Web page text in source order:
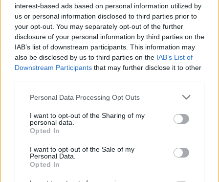
interest-based ads based on personal information utilized by
us or personal information disclosed to third parties prior to
your opt-out. You may separately opt-out of the further
disclosure of your personal information by third parties on the
IAB’s list of downstream participants. This information may
also be disclosed by us to third parties on the IAB’s List of
Downstream Participants that may further disclose it to other
Please note that this website/app uses one or more Google
not limited to your visit or usage behaviour. You may click to
grant or deny consent to Google and its third-party tags to
use your data for below specified purposes in below Google
consent section.
Personal Data Processing Opt Outs
I want to opt-out of the Sharing of my
personal data.
Opted In
I want to opt-out of the Sale of my
Personal Data.
Opted In
AUTORE
AiAdhubMedia